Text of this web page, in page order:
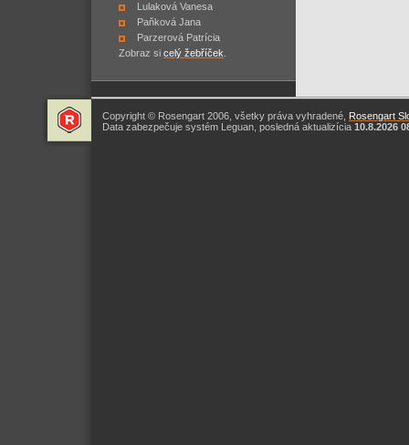
Lulaková Vanesa
Paňková Jana
Parzerová Patrícia
Zobraz si celý žebříček
Copyright © Rosengart 2006, všetky práva vyhradené, Rosengart
Data zabezpečuje systém Leguan, posledná aktualizícia 10.8.2026